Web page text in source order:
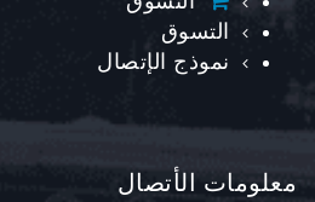
التسوق
نموذج الإتصال
معلومات الأتصال